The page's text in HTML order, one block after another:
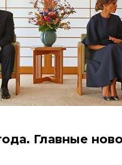
繁
Японии
Главные